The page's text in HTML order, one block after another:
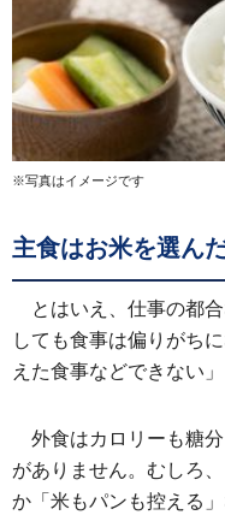
※写真はイメージです
主食はお米を選ん
とはいえ、仕事の都
しても食事は偏りがち
えた食事などできない
外食はカロリーも糖
がありません。むしろ
か「米もパンも控える